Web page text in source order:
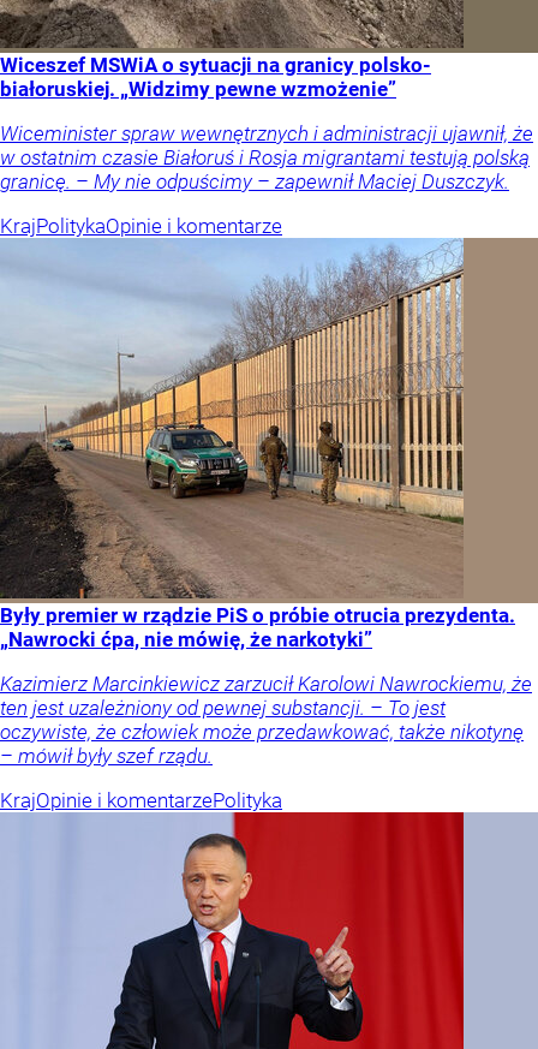
Wiceszef MSWiA o sytuacji na granicy polsko-
białoruskiej. „Widzimy pewne wzmożenie”
Wiceminister spraw wewnętrznych i administracji ujawnił, że
w ostatnim czasie Białoruś i Rosja migrantami testują polską
granicę. – My nie odpuścimy – zapewnił Maciej Duszczyk.
KrajPolitykaOpinie i komentarze
Były premier w rządzie PiS o próbie otrucia prezydenta.
„Nawrocki ćpa, nie mówię, że narkotyki”
Kazimierz Marcinkiewicz zarzucił Karolowi Nawrockiemu, że
ten jest uzależniony od pewnej substancji. – To jest
oczywiste, że człowiek może przedawkować, także nikotynę
– mówił były szef rządu.
KrajOpinie i komentarzePolityka